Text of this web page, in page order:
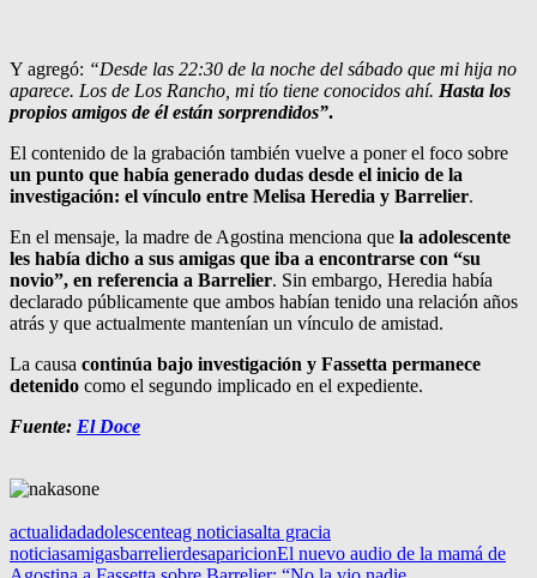
Y agregó: “Desde las 22:30 de la noche del sábado que mi hija no
aparece. Los de Los Rancho, mi tío tiene conocidos ahí. Hasta los
propios amigos de él están sorprendidos”.
El contenido de la grabación también vuelve a poner el foco sobre
un punto que había generado dudas desde el inicio de la
investigación: el vínculo entre Melisa Heredia y Barrelier.
En el mensaje, la madre de Agostina menciona que la adolescente
les había dicho a sus amigas que iba a encontrarse con “su
novio”, en referencia a Barrelier. Sin embargo, Heredia había
declarado públicamente que ambos habían tenido una relación años
atrás y que actualmente mantenían un vínculo de amistad.
La causa continúa bajo investigación y Fassetta permanece
detenido como el segundo implicado en el expediente.
Fuente: El Doce
actualidadadolescenteag noticiasalta gracia
noticiasamigasbarrelierdesaparicionEl nuevo audio de la mamá de